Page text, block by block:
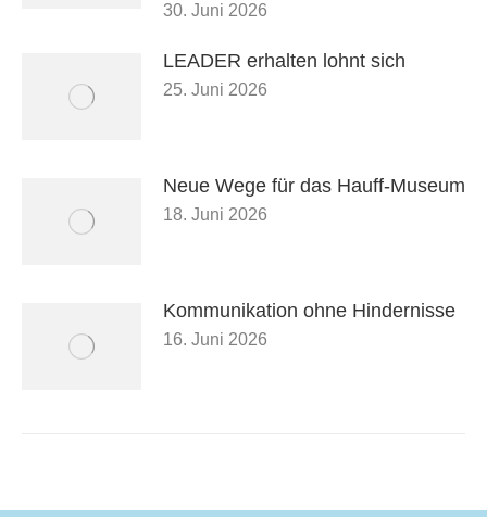
30. Juni 2026
LEADER erhalten lohnt sich
25. Juni 2026
Neue Wege für das Hauff-Museum
18. Juni 2026
Kommunikation ohne Hindernisse
16. Juni 2026